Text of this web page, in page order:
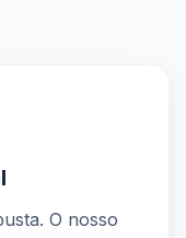
O nosso